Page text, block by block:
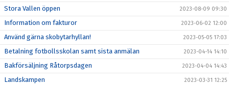
Stora Vallen öppen 2023-08-09 09:30
Information om fakturor 2023-06-02 12:00
Använd gärna skobytarhyllan! 2023-05-05 17:03
Betalning fotbollsskolan samt sista anmälan 2023-04-14 14:10
Bakförsäljning Råtorpsdagen 2023-04-04 14:43
Landskampen 2023-03-31 12:25